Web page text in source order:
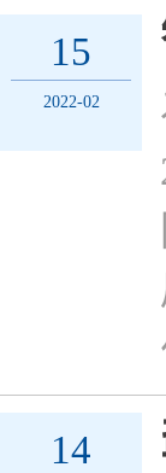
15
2022-02
14